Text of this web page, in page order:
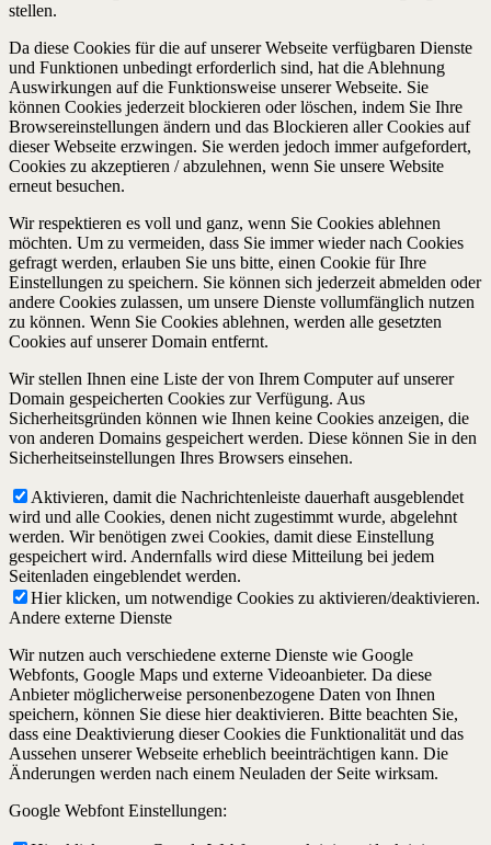
stellen.
Da diese Cookies für die auf unserer Webseite verfügbaren Dienste
und Funktionen unbedingt erforderlich sind, hat die Ablehnung
Auswirkungen auf die Funktionsweise unserer Webseite. Sie
können Cookies jederzeit blockieren oder löschen, indem Sie Ihre
Browsereinstellungen ändern und das Blockieren aller Cookies auf
dieser Webseite erzwingen. Sie werden jedoch immer aufgefordert,
Cookies zu akzeptieren / abzulehnen, wenn Sie unsere Website
erneut besuchen.
Wir respektieren es voll und ganz, wenn Sie Cookies ablehnen
möchten. Um zu vermeiden, dass Sie immer wieder nach Cookies
gefragt werden, erlauben Sie uns bitte, einen Cookie für Ihre
Einstellungen zu speichern. Sie können sich jederzeit abmelden oder
andere Cookies zulassen, um unsere Dienste vollumfänglich nutzen
zu können. Wenn Sie Cookies ablehnen, werden alle gesetzten
Cookies auf unserer Domain entfernt.
Wir stellen Ihnen eine Liste der von Ihrem Computer auf unserer
Domain gespeicherten Cookies zur Verfügung. Aus
Sicherheitsgründen können wie Ihnen keine Cookies anzeigen, die
von anderen Domains gespeichert werden. Diese können Sie in den
Sicherheitseinstellungen Ihres Browsers einsehen.
Aktivieren, damit die Nachrichtenleiste dauerhaft ausgeblendet
wird und alle Cookies, denen nicht zugestimmt wurde, abgelehnt
werden. Wir benötigen zwei Cookies, damit diese Einstellung
gespeichert wird. Andernfalls wird diese Mitteilung bei jedem
Seitenladen eingeblendet werden.
Hier klicken, um notwendige Cookies zu aktivieren/deaktivieren.
Andere externe Dienste
Wir nutzen auch verschiedene externe Dienste wie Google
Webfonts, Google Maps und externe Videoanbieter. Da diese
Anbieter möglicherweise personenbezogene Daten von Ihnen
speichern, können Sie diese hier deaktivieren. Bitte beachten Sie,
dass eine Deaktivierung dieser Cookies die Funktionalität und das
Aussehen unserer Webseite erheblich beeinträchtigen kann. Die
Änderungen werden nach einem Neuladen der Seite wirksam.
Google Webfont Einstellungen: